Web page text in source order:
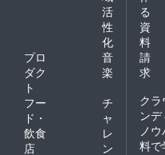
活
性
化
プロ
ダク
ト
音
楽
フー
ド・
飲食
店
チ
ャ
レ
ン
る
資
料
請
求
ク
ン
ノ
料で